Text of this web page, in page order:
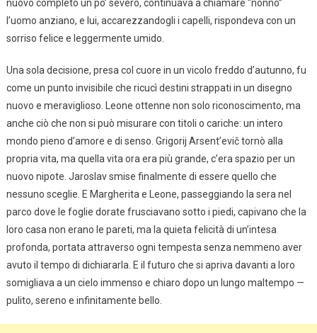
nuovo completo un po’ severo, continuava a chiamare “nonno”
l’uomo anziano, e lui, accarezzandogli i capelli, rispondeva con un
sorriso felice e leggermente umido.
Una sola decisione, presa col cuore in un vicolo freddo d’autunno, fu
come un punto invisibile che ricucì destini strappati in un disegno
nuovo e meraviglioso. Leone ottenne non solo riconoscimento, ma
anche ciò che non si può misurare con titoli o cariche: un intero
mondo pieno d’amore e di senso. Grigorij Arsent’evič tornò alla
propria vita, ma quella vita ora era più grande, c’era spazio per un
nuovo nipote. Jaroslav smise finalmente di essere quello che
nessuno sceglie. E Margherita e Leone, passeggiando la sera nel
parco dove le foglie dorate frusciavano sotto i piedi, capivano che la
loro casa non erano le pareti, ma la quieta felicità di un’intesa
profonda, portata attraverso ogni tempesta senza nemmeno aver
avuto il tempo di dichiararla. E il futuro che si apriva davanti a loro
somigliava a un cielo immenso e chiaro dopo un lungo maltempo —
pulito, sereno e infinitamente bello.